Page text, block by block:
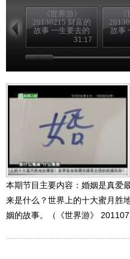
《世界游》
20130215 财富的
故事 一生要去的
31:17
故事
本期节目主要内容：婚姻是真爱
来是什么？世界上的十大蜜月胜
姻的故事。（《世界游》